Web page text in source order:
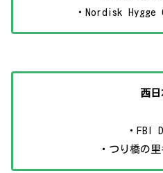
・Nordisk Hygge
西日
・FBI
・つり橋の